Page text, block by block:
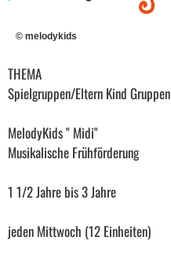
© melodykids
THEMA
Spielgruppen/Eltern Kind Gruppen
MelodyKids " Midi"
Musikalische Frühförderung
1 1/2 Jahre bis 3 Jahre
jeden Mittwoch (12 Einheiten)